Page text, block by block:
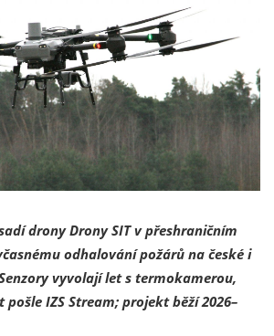
drony Drony SIT v přeshraničním
odhalování požárů na české i
vyvolají let s termokamerou,
IZS Stream; projekt běží 2026–